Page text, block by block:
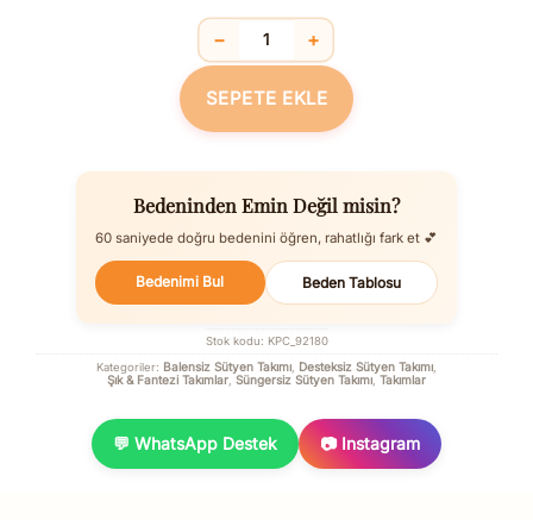
Kadife Balensiz Desteksiz Dolgusuz
− +
SEPETE EKLE
Bedeninden Emin Değil misin?
60 saniyede doğru bedenini öğren, rahatlığı fark et 💕
Bedenimi Bul Beden Tablosu
Stok kodu: KPC_92180
Kategoriler: Balensiz Sütyen Takımı, Desteksiz Sütyen Takımı,
Şık & Fantezi Takımlar, Süngersiz Sütyen Takımı, Takımlar
💬 WhatsApp Destek 📷 Instagram